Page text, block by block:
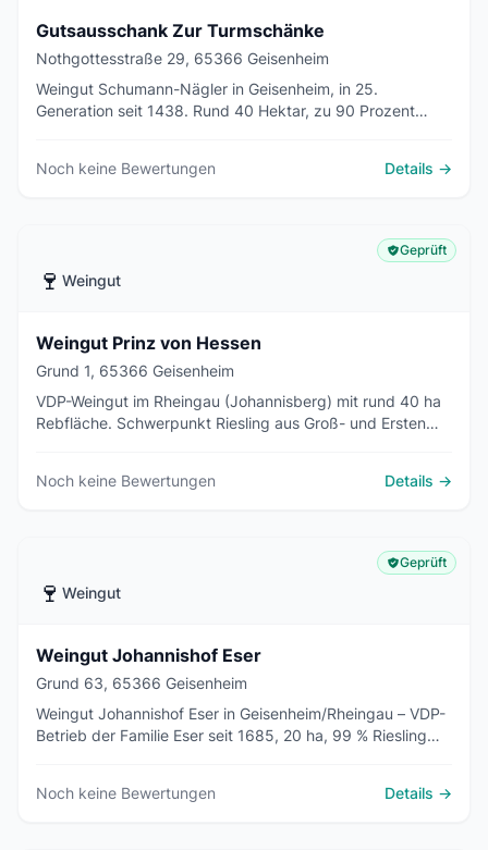
Gutsausschank Zur Turmschänke
Nothgottesstraße 29, 65366 Geisenheim
Weingut Schumann-Nägler in Geisenheim, in 25.
Generation seit 1438. Rund 40 Hektar, zu 90 Prozent
Rheintal.
Noch keine Bewertungen Details →
🍷 Weingut
Geprüft
Weingut Prinz von Hessen
Grund 1, 65366 Geisenheim
VDP-Weingut im Rheingau (Johannisberg) mit rund 40 ha
Rebfläche. Schwerpunkt Riesling aus Groß- und Ersten
Noch keine Bewertungen
Details →
🍷 Weingut
Geprüft
Weingut Johannishof Eser
Grund 63, 65366 Geisenheim
Weingut Johannishof Eser in Geisenheim/Rheingau – VDP-
Betrieb der Familie Eser seit 1685, 20 ha, 99 % Riesling
Noch keine Bewertungen Details →